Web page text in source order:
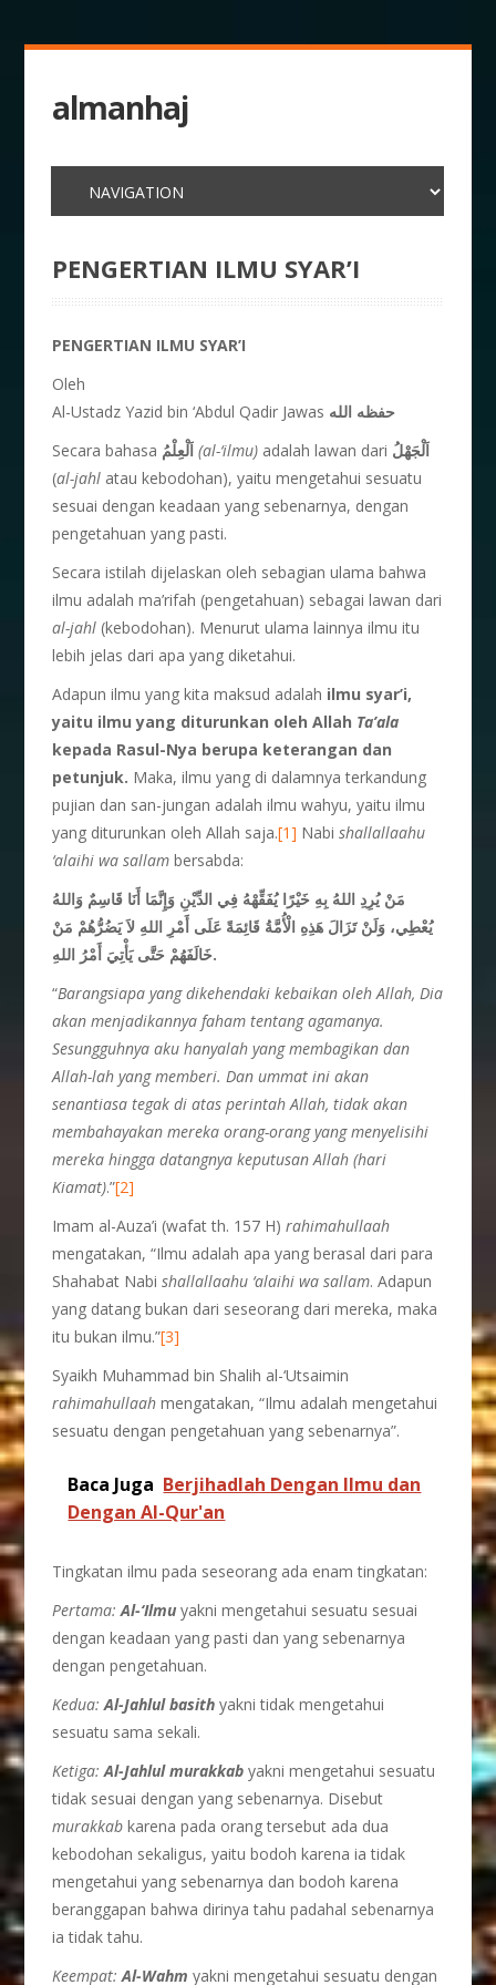
almanhaj
PENGERTIAN ILMU SYAR’I
PENGERTIAN ILMU SYAR’I
Oleh
Al-Ustadz Yazid bin ‘Abdul Qadir Jawas حفظه الله
Secara bahasa اَلْعِلْمُ (al-‘ilmu) adalah lawan dari اَلْجَهْلُ
(al-jahl atau kebodohan), yaitu mengetahui sesuatu
sesuai dengan keadaan yang sebenarnya, dengan
pengetahuan yang pasti.
Secara istilah dijelaskan oleh sebagian ulama bahwa
ilmu adalah ma’rifah (pengetahuan) sebagai lawan dari
al-jahl (kebodohan). Menurut ulama lainnya ilmu itu
lebih jelas dari apa yang diketahui.
Adapun ilmu yang kita maksud adalah ilmu syar’i,
yaitu ilmu yang diturunkan oleh Allah Ta’ala
kepada Rasul-Nya berupa keterangan dan
petunjuk. Maka, ilmu yang di dalamnya terkandung
pujian dan san-jungan adalah ilmu wahyu, yaitu ilmu
yang diturunkan oleh Allah saja.[1] Nabishallallaahu
‘alaihi wa sallambersabda:
مَنْ يُرِدِ اللهُ بِهِ خَيْرًا يُفَقِّهْهُ فِي الدِّيْنِ وَإِنَّمَا أَنَا قَاسِمٌ وَاللهُ
يُعْطِي، وَلَنْ تَزَالَ هَذِهِ الْأُمَّةُ قَائِمَةً عَلَى أَمْرِ اللهِ لاَ يَضُرُّهُمْ مَنْ
خَالَفَهُمْ حَتَّى يَأْتِيَ أَمْرُ اللهِ.
“Barangsiapa yang dikehendaki kebaikan oleh Allah, Dia
akan menjadikannya faham tentangagamanya.
Sesungguhnya aku hanyalah yang membagikan dan
Allah-lah yang memberi. Dan ummat ini akan
senantiasa tegak di atas perintah Allah, tidak akan
membahayakan mereka orang-orang yang menyelisihi
mereka hingga datangnya keputusan Allah (hari
Kiamat).”[2]
Imam al-Auza’i (wafat th. 157 H)rahimahullaah
mengatakan, “Ilmu adalah apa yang berasal dari para
Shahabat Nabishallallaahu ‘alaihi wa sallam. Adapun
yang datang bukan dari seseorang dari mereka, maka
itu bukan ilmu.”[3]
Syaikh Muhammad bin Shalih al-‘Utsaimin
rahimahullaah mengatakan, “Ilmu adalah mengetahui
sesuatu dengan pengetahuan yang sebenarnya”.
Baca Juga Berjihadlah Dengan Ilmu dan
Dengan Al-Qur'an
Tingkatan ilmu pada seseorang ada enam tingkatan:
Pertama: Al-‘Ilmuyakni mengetahui sesuatu sesuai
dengan keadaan yang pasti dan yang sebenarnya
dengan pengetahuan.
Kedua:Al-Jahlul basith yakni tidak mengetahui
sesuatu sama sekali.
Ketiga:Al-Jahlul murakkabyakni mengetahui sesuatu
tidak sesuai dengan yang sebenarnya. Disebut
murakkab karena pada orang tersebut ada dua
kebodohan sekaligus, yaitu bodoh karena ia tidak
mengetahui yang sebenarnya dan bodoh karena
beranggapan bahwa dirinya tahu padahal sebenarnya
ia tidak tahu.
Keempat:Al-Wahmyakni mengetahui sesuatu dengan